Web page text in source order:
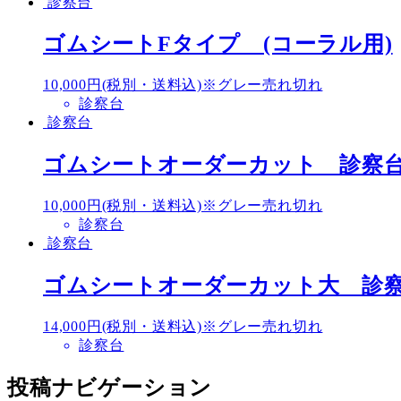
ゴムシートFタイプ (コーラル用)
10,000円(税別・送料込)※グレー売れ切れ
診察台
診察台
ゴムシートオーダーカット 診察
10,000円(税別・送料込)※グレー売れ切れ
診察台
診察台
ゴムシートオーダーカット大 診
14,000円(税別・送料込)※グレー売れ切れ
診察台
投稿ナビゲーション